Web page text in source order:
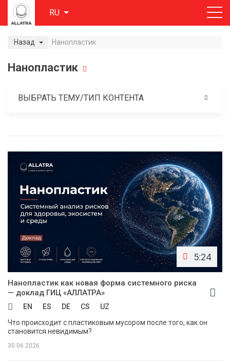
RU
Назад Нанопластик
Нанопластик
ВЫБРАТЬ ТЕМУ/ТИП КОНТЕНТА
5:24
Нанопластик как новая форма системного риска
— доклад ГИЦ «АЛЛАТРА»
EN ES DE CS
UZ
Что происходит с пластиковым мусором после того, как он
становится невидимым?
30.06.2026